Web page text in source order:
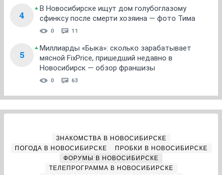
4
В Новосибирске ищут дом голубоглазому
сфинксу после смерти хозяина — фото Тима
0 11
5
Миллиарды «Быка»: сколько зарабатывает
мясной FixPrice, пришедший недавно в
Новосибирск — обзор франшизы
0 63
ЗНАКОМСТВА В НОВОСИБИРСКЕ
ПОГОДА В НОВОСИБИРСКЕ
ПРОБКИ В НОВОСИБИРСКЕ
ФОРУМЫ В НОВОСИБИРСКЕ
ТЕЛЕПРОГРАММА В НОВОСИБИРСКЕ